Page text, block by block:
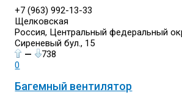
+7 (963) 992-13-33
Щелковская
Россия, Центральный федеральный
Сиреневый бул., 15
—
738
0
Багемный вентилятор